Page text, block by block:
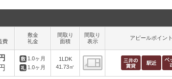
費
敷金
礼金
間取り
面積
間取り
表示
アピールポイント
1.0ヶ月
1.0ヶ月
1LDK
41.73㎡
間取り表示